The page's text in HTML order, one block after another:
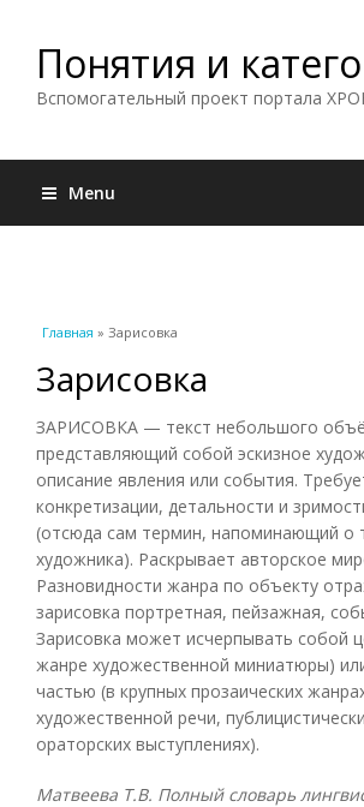
Понятия и
Вспомогательный проект портала
Menu
Вы здесь
Главная » Зарисовка
Зарисовка
ЗАРИСОВКА — текст небольшого
представляющий собой эскизное
описание явления или события.
конкретизации, детальности и
(отсюда сам термин, напоминающий о
художника). Раскрывает авторское
Разновидности жанра по объекту
зарисовка портретная, пейзажная,
Зарисовка может исчерпывать собой
жанре художественной миниатюры)
частью (в крупных прозаических
художественной речи,
ораторских выступлениях).
Матвеева Т.В. Полный словарь